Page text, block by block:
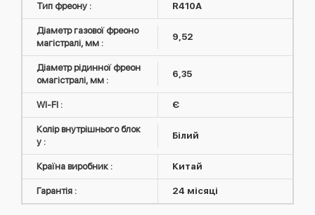
Тип фреону : R410А
Діаметр газової фреоно
магістралі, мм :
9,52
Діаметр рідинної фреон
омагістралі, мм :
6,35
WI-FI : Є
Колір внутрішнього блок
у :
Білий
Країна виробник : Китай
Гарантія : 24 місяці